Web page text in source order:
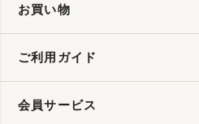
お買い物
ご利用ガイド
会員サービス